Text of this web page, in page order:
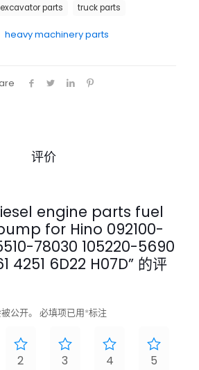
heavy machinery parts
excavator parts truck parts
评价
engine parts fuel
for Hino 092100-
78030 105220-5690
4251 6D22 H07D” 的评
公开。 必填项已用*标注
2 3 4 5